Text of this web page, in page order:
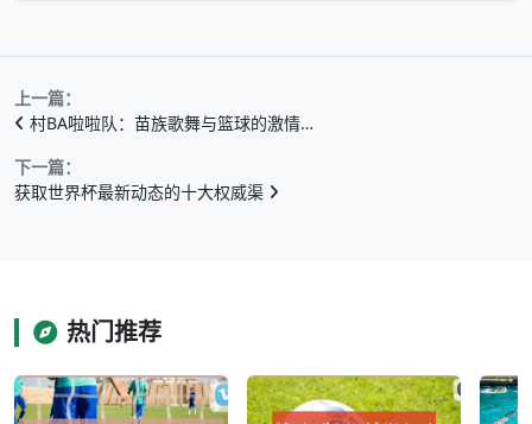
上一篇：
村BA啦啦队：苗族歌舞与篮球的激情…
下一篇：
获取世界杯最新动态的十大权威渠
热门推荐